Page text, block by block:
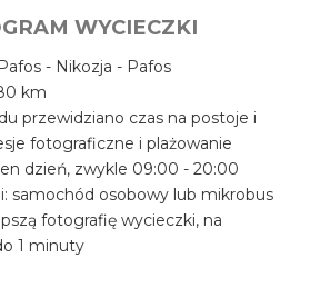
WYCIECZKI
- Nikozja - Pafos
km
przewidziano czas na postoje i
fotograficzne i plażowanie
dzień, zwykle 09:00 - 20:00
samochód osobowy lub mikrobus
fotografię wycieczki, na
1 minuty